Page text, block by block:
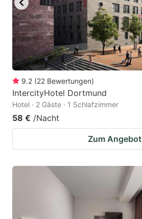
9.2 (22 Bewertungen)
IntercityHotel Dortmund
Hotel · 2 Gäste · 1 Schlafzimmer
58 € /Nacht
Zum Angebot